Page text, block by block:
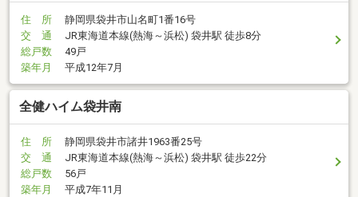
住 所
静岡県袋井市山名町1番16号
交 通
JR東海道本線(熱海～浜松) 袋井駅 徒歩8分
総戸数
49戸
築年月
平成12年7月
全健ハイム袋井南
住 所
静岡県袋井市諸井1963番25号
交 通
JR東海道本線(熱海～浜松) 袋井駅 徒歩22分
総戸数
56戸
築年月
平成7年11月